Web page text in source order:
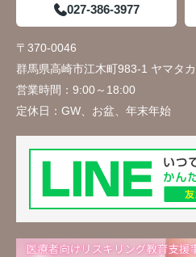
027-386-3977
〒370-0046
群馬県高崎市江木町983-1 ヤマタ
営業時間： 9:00～18:00
定休日： GW、お盆、年末年始